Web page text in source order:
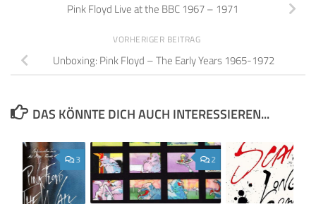
Pink Floyd Live at the BBC 1967 – 1971
VORHERIGER BEITRAG
Unboxing: Pink Floyd – The Early Years 1965-1972
DAS KÖNNTE DICH AUCH INTERESSIEREN...
2
3